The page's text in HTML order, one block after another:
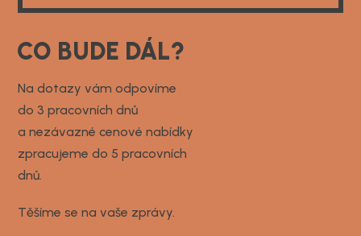
CO BUDE DÁL?
Na dotazy vám odpovíme
do 3 pracovních dnů
a nezávazné cenové nabídky
zpracujeme do 5 pracovních
dnů.
Těšíme se na vaše zprávy.